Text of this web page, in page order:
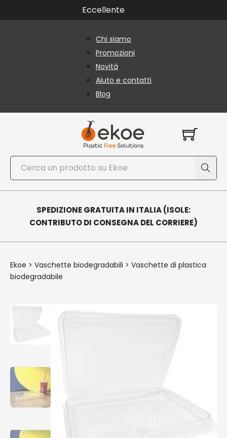
Vai al contenuto principale
Vai al piè di paginaEccellente
Chi siamo
Promozioni
Novità
Aiuto e contatti
Blog
Cerca
SPEDIZIONE GRATUITA IN ITALIA (ISOLE:
CONTRIBUTO DI CONSEGNA DEL CORRIERE)
Ekoe > Vaschette biodegradabili > Vaschette di plastica
biodegradabile